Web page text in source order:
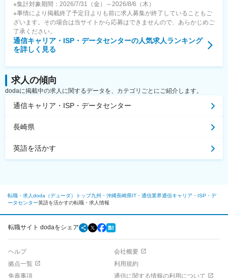
※集計対象期間：2026/7/31（金）～2026/8/6（木）
※事情により掲載終了予定日よりも前に求人募集が終了していることもご
ざいます。その場合は当サイトから応募はできませんので、あらかじめご
了承ください。
通信キャリア・ISP・データセンターの人気求人ランキング
を詳しく見る
求人の傾向
dodaに掲載中の求人に関するデータを、カテゴリごとにご紹介します。
通信キャリア・ISP・データセンター
長崎県
英語を活かす
転職・求人doda（デューダ）トップ九州・沖縄長崎県IT・通信業界通信キャリア・ISP・デ
ータセンター英語を活かすの転職・求人情報
転職サイト dodaをシェア
ヘルプ
会社概要
拠点一覧
利用規約
免責事項
通信に関する情報の利用について